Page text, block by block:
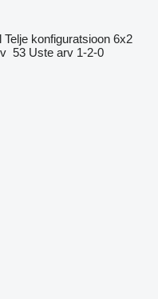
Telje konfiguratsioon 6x2
53 Uste arv 1-2-0